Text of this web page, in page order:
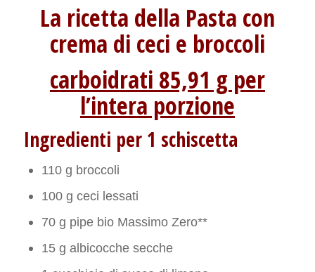
La ricetta della Pasta con
crema di ceci e broccoli
carboidrati 85,91 g per
l’intera porzione
Ingredienti per 1 schiscetta
110 g broccoli
100 g ceci lessati
70 g pipe bio Massimo Zero**
15 g albicocche secche